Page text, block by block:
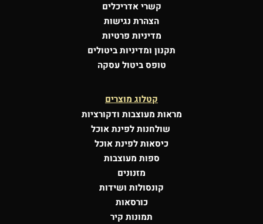
קשרי אדריכלים
הצהרת נגישות
מדיניות פרטיות
תקנון ומדיניות ביטולים
טופס ביטול עסקה
קטלוג מוצרים
מראות מעוצבות ודקורציות
שולחנות לפינת אוכל
כיסאות לפינת אוכל
ספות מעוצבות
מזנונים
קונסולות ושידות
כורסאות
תמונות קיר